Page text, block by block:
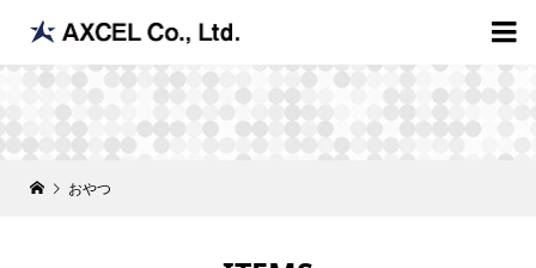

おやつ